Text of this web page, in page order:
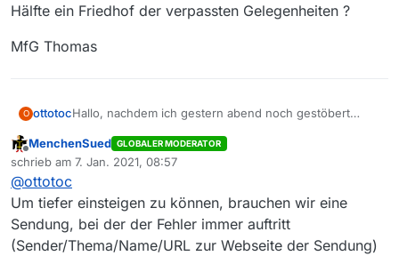
Hälfte ein Friedhof der verpassten Gelegenheiten ?
MfG Thomas
O ottotocHallo, nachdem ich gestern abend noch gestöbert
(brauche ich für meinen ländlichen Sitz ohne DSL).
Dabei mußte ich feststellen, dass die Meldung
jedem zweiten ausgewähltem Titel erscheint. Mache
ich etwas falsch ? Oder sind die 431252 Einträge bei
Mediathekview zur Hälfte ein Friedhof der verpassten
Gelegenheiten ?
MfG Thomas
Offline
MenchenSued GLOBALER MODERATOR
schrieb am 7. Jan. 2021, 08:57
zuletzt editiert von
@ottotoc
Um tiefer einsteigen zu können, brauchen wir eine
Sendung, bei der der Fehler immer auftritt
(Sender/Thema/Name/URL zur Webseite der Sendung)